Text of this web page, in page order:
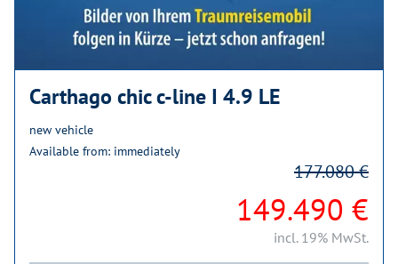
Carthago chic c-line I 4.9 LE
new vehicle
Available from: immediately
149.490 €
177.080 €
incl. 19% MwSt.